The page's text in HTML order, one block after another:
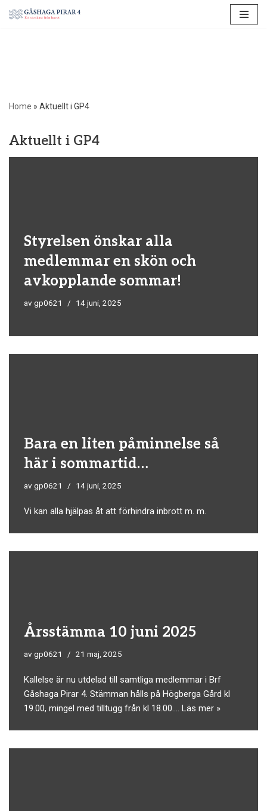
Home » Aktuellt i GP4
Aktuellt i GP4
Styrelsen önskar alla
medlemmar en skön och
avkopplande sommar!
av gp0621 14 juni, 2025
Bara en liten påminnelse så
här i sommartid…
av gp0621 14 juni, 2025
Vi kan alla hjälpas åt att förhindra inbrott m. m.
Årsstämma 10 juni 2025
av gp0621 21 maj, 2025
Kallelse är nu utdelad till samtliga medlemmar i Brf
Gåshaga Pirar 4. Stämman hålls på Högberga Gård kl
19.00, mingel med tilltugg från kl 18.00.… Läs mer »